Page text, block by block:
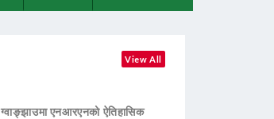
View All
ग्वाङ्झाउमा एनआरएनको ऐतिहासिक